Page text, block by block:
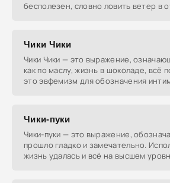
бесполезен, словно ловить ветер в
Чики Чики
Чики Чики — это выражение,
как по маслу, жизнь в шоколаде, всё
это эвфемизм для обозначения
Чики-пуки
Чики-пуки — это выражение,
прошло гладко и замечательно.
жизнь удалась и всё на высшем